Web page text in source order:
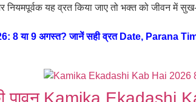
यह व्रत किया जाए तो भक्त को जीवन में
या 9 अगस्त? जानें सही व्रत Date, Parana
पावन Kamika Ekadashi